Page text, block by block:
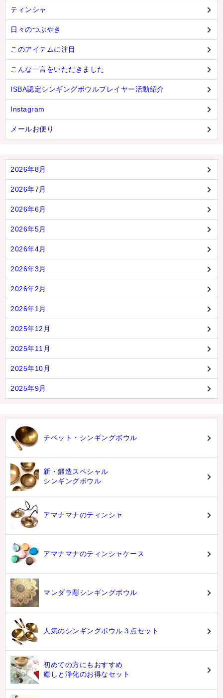
ティンシャ
日々のつぶやき
このアイテムに注目
こんな一言をいただきました
ISBA認定シンギングボウルプレイヤー活動紹介
Instagram
メールお便り
2026年8月
2026年7月
2026年6月
2026年5月
2026年4月
2026年3月
2026年2月
2026年1月
2025年12月
2025年11月
2025年10月
2025年9月
チベット・シンギングボウル
新・鍛造スペシャル
シンギングボウル
アマナマナのティンシャ
アマナマナのティンシャケース
マンダラ彫シンギングボウル
人気のシンギングボウル３点セット
初めての方にもおすすめ
癒しと浄化のお得なセット